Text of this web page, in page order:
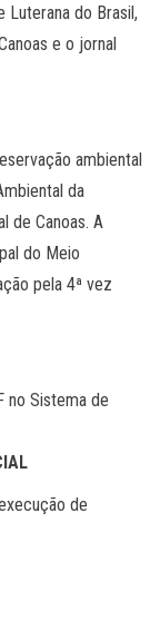
Luterana do Brasil,
e o jornal
ambiental
da
de Canoas. A
do Meio
pela 4ª vez
no Sistema de
de